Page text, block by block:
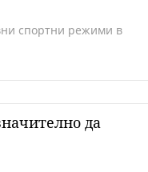
спортни режими в
да